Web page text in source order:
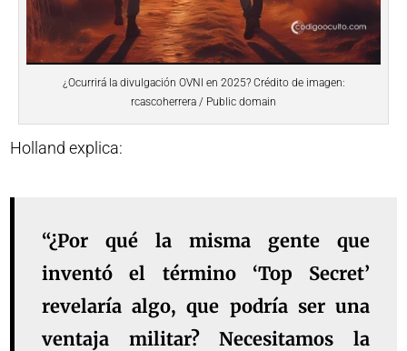
¿Ocurrirá la divulgación OVNI en 2025? Crédito de imagen:
rcascoherrera / Public domain
Holland explica:
“¿Por qué la misma gente que
inventó el término ‘Top Secret’
revelaría algo, que podría ser una
ventaja militar? Necesitamos la